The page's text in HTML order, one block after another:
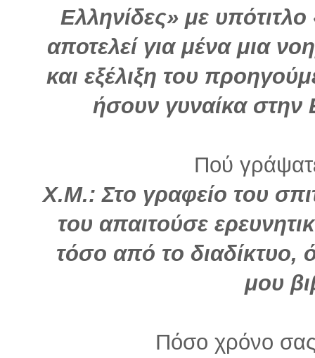
Ελληνίδες» με
αποτελεί για μένα μια
και εξέλιξη του
ήσουν γυναίκα
Πού
Χ.Μ.: Στο γραφείο του
του απαιτούσε
τόσο από το
μου
Πόσο χρόνο